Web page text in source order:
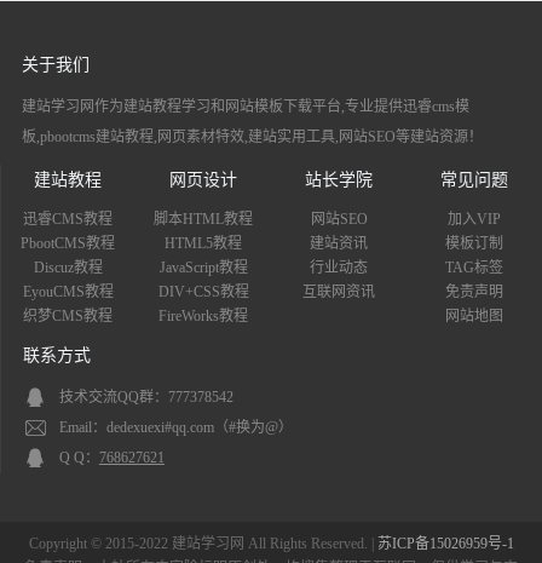
关于我们
建站学习网作为建站教程学习和网站模板下载平台,专业提供迅睿cms模
板,pbootcms建站教程,网页素材特效,建站实用工具,网站SEO等建站资源！
建站教程
迅睿CMS教程
PbootCMS教程
Discuz教程
EyouCMS教程
织梦CMS教程
网页设计
脚本HTML教程
HTML5教程
JavaScript教程
DIV+CSS教程
FireWorks教程
站长学院
网站SEO
建站资讯
行业动态
互联网资讯
常见问题
加入VIP
模板订制
TAG标签
免责声明
网站地图
联系方式
技术交流QQ群：777378542
Email：dedexuexi#qq.com（#换为@）
Q Q： 768627621
Copyright © 2015-2022 建站学习网 All Rights Reserved. |
苏ICP备15026959号-1